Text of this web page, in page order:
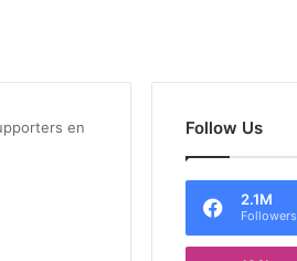
en
Follow Us
2.1M
Followers